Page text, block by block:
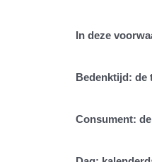
In deze
Bedenktijd: de
Consument: